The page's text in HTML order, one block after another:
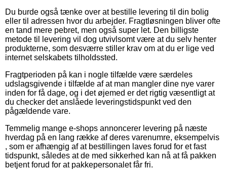
Du burde også tænke over at bestille levering til din bolig
eller til adressen hvor du arbejder. Fragtløsningen bliver ofte
en tand mere pebret, men også super let. Den billigste
metode til levering vil dog utvivlsomt være at du selv henter
produkterne, som desværre stiller krav om at du er lige ved
internet selskabets tilholdssted.
Fragtperioden på kan i nogle tilfælde være særdeles
udslagsgivende i tilfælde af at man mangler dine nye varer
inden for få dage, og i det øjemed er det rigtig væsentligt at
du checker det anslåede leveringstidspunkt ved den
pågældende vare.
Temmelig mange e-shops annoncerer levering på næste
hverdag på en lang række af deres varenumre, eksempelvis
, som er afhængig af at bestillingen laves forud for et fast
tidspunkt, således at de med sikkerhed kan nå at få pakken
betjent forud for at pakkepersonalet får fri.